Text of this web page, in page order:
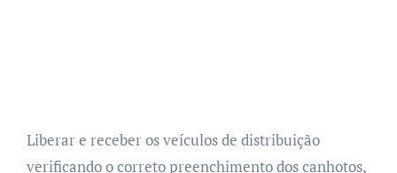
Liberar e receber os veículos de distribuição
verificando o correto preenchimento dos canhotos,